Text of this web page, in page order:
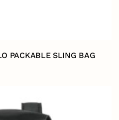
PACKABLE SLING BAG